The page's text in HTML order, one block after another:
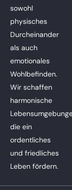
sowohl
physisches
Durcheinander
als auch
emotionales
Wohlbefinden.
Wir schaffen
harmonische
die ein
ordentliches
und friedliches
Leben fördern.